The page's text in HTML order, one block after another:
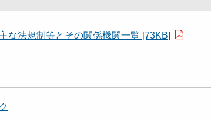
な法規制等とその関係機関一覧 [73KB]